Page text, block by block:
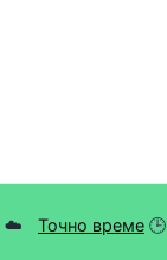
☁️ Точно време 🕒